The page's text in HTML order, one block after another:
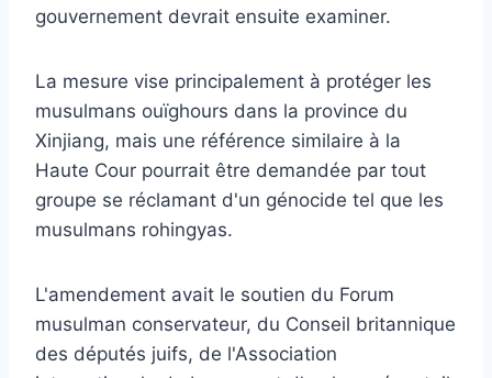
gouvernement devrait ensuite examiner.
La mesure vise principalement à protéger les
musulmans ouïghours dans la province du
Xinjiang, mais une référence similaire à la
Haute Cour pourrait être demandée par tout
groupe se réclamant d'un génocide tel que les
musulmans rohingyas.
L'amendement avait le soutien du Forum
musulman conservateur, du Conseil britannique
des députés juifs, de l'Association